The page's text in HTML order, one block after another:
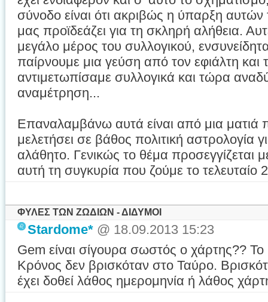
σύνοδο είναι ότι ακριβώς η ύπαρξη
μας προϊδεάζει για τη σκληρή αλήθεια.
μεγάλο μέρος του συλλογικού,
παίρνουμε μια γεύση από τον εφιάλτη
αντιμετωπίσαμε συλλογικά και τώρα
αναμέτρηση...
Επαναλαμβάνω αυτά είναι από μια ματιά
μελετήσει σε βάθος πολιτική αστρολογία
αλάθητο. Γενικώς το θέμα προσεγγίζεται
αυτή τη συγκυρία που ζούμε το τελευταίο
ΦΥΛΕΣ ΤΩΝ ΖΩΔΙΩΝ - ΔΙΔΥΜΟΙ
Stardome* @ 18.09.2013 15:23
Gem είναι σίγουρα σωστός ο χάρτης??
Κρόνος δεν βρισκόταν στο Ταύρο.
έχει δοθεί λάθος ημερομηνία ή λάθος